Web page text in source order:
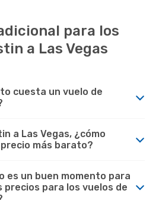
para los
a Las Vegas
cuesta un vuelo de
a Las Vegas, ¿cómo
más barato?
es un buen momento para
para los vuelos de